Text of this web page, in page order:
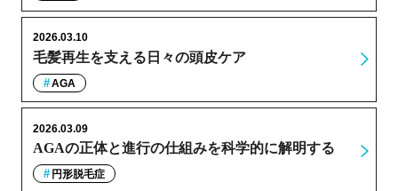
毛髪再生を支える日々の頭皮ケア
2026.03.10
AGA
AGAの正体と進行の仕組みを科学的に解明する
2026.03.09
円形脱毛症